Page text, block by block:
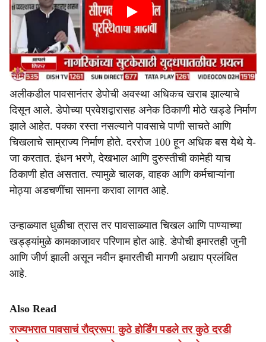
अलीकडील पावसानंतर डेपोची अवस्था अधिकच खराब झाल्याचे
दिसून आले. डेपोच्या प्रवेशद्वारासह अनेक ठिकाणी मोठे खड्डे निर्माण
झाले आहेत. पक्का रस्ता नसल्याने पावसाचे पाणी साचते आणि
चिखलाचे साम्राज्य निर्माण होते. दररोज 100 हून अधिक बस येथे ये-
जा करतात. इंधन भरणे, देखभाल आणि दुरुस्तीची कामेही याच
ठिकाणी होत असतात. त्यामुळे चालक, वाहक आणि कर्मचाऱ्यांना
मोठ्या अडचणींचा सामना करावा लागत आहे.
उन्हाळ्यात धुळीचा त्रास तर पावसाळ्यात चिखल आणि पाण्याच्या
खड्ड्यांमुळे कामकाजावर परिणाम होत आहे. डेपोची इमारतही जुनी
आणि जीर्ण झाली असून नवीन इमारतीची मागणी अद्याप प्रलंबित
आहे.
Also Read
राज्यभरात पावसाचं रौद्ररूप! कुठे होर्डिंग पडले तर कुठे दरडी